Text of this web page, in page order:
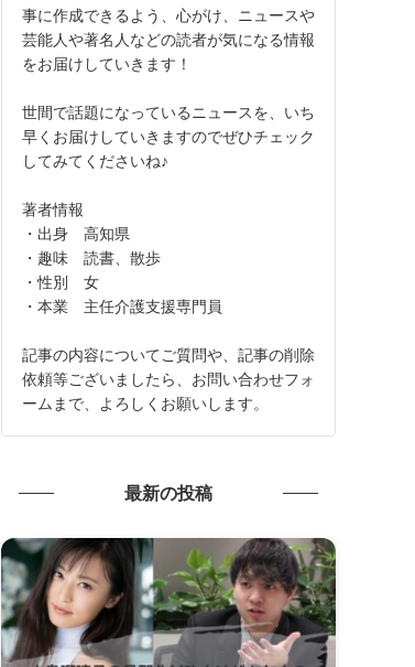
事に作成できるよう、心がけ、ニュースや
芸能人や著名人などの読者が気になる情報
をお届けしていきます！
世間で話題になっているニュースを、いち
早くお届けしていきますのでぜひチェック
してみてくださいね♪
著者情報
・出身 高知県
・趣味 読書、散歩
・性別 女
・本業 主任介護支援専門員
記事の内容についてご質問や、記事の削除
依頼等ございましたら、お問い合わせフォ
ームまで、よろしくお願いします。
最新の投稿